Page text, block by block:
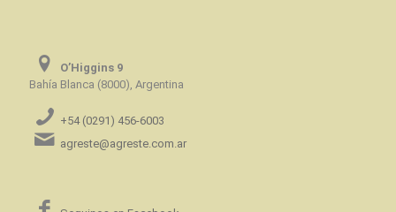
O’Higgins 9
Bahía Blanca (8000), Argentina
+54 (0291) 456-6003
agreste@agreste.com.ar